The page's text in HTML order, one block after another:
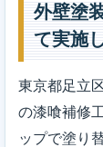
外壁塗
て実施
東京都足立
の漆喰補修
ップで塗り